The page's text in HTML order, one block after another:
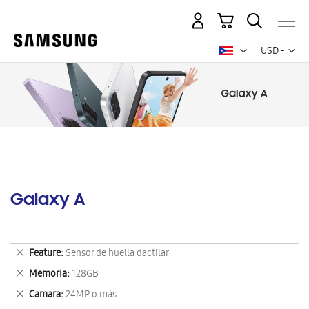
USD -
dólar
Mi carrito
Galaxy A
Feature Sensor de huella dactilar
Eliminar
este
artículo
Memoria 128GB
Eliminar
este
artículo
Camara 24MP o más
Eliminar